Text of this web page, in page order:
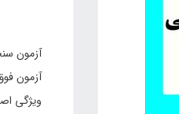
ویژگی